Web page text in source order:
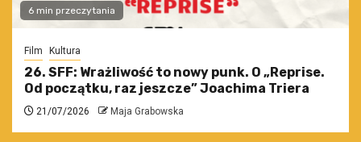
6 min przeczytania
Film Kultura
26. SFF: Wrażliwość to nowy punk. O „Reprise.
Od początku, raz jeszcze” Joachima Triera
21/07/2026 Maja Grabowska